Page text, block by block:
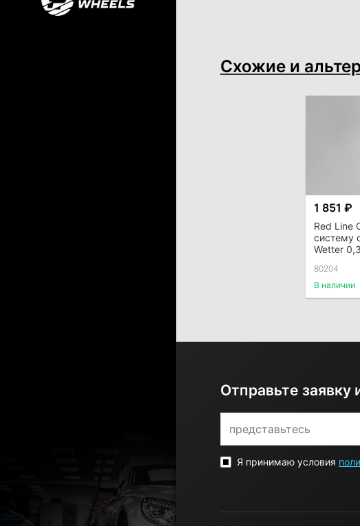
Схожие и
1 851 ₽
Red Line
систему
Wetter
80204
В наличии
Отправьте
Я принимаю условия